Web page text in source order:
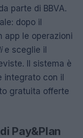
parte di BBVA.
dopo il
app le operazioni
e sceglie il
Il sistema è
integrato con il
gratuita offerte
Pay&Plan